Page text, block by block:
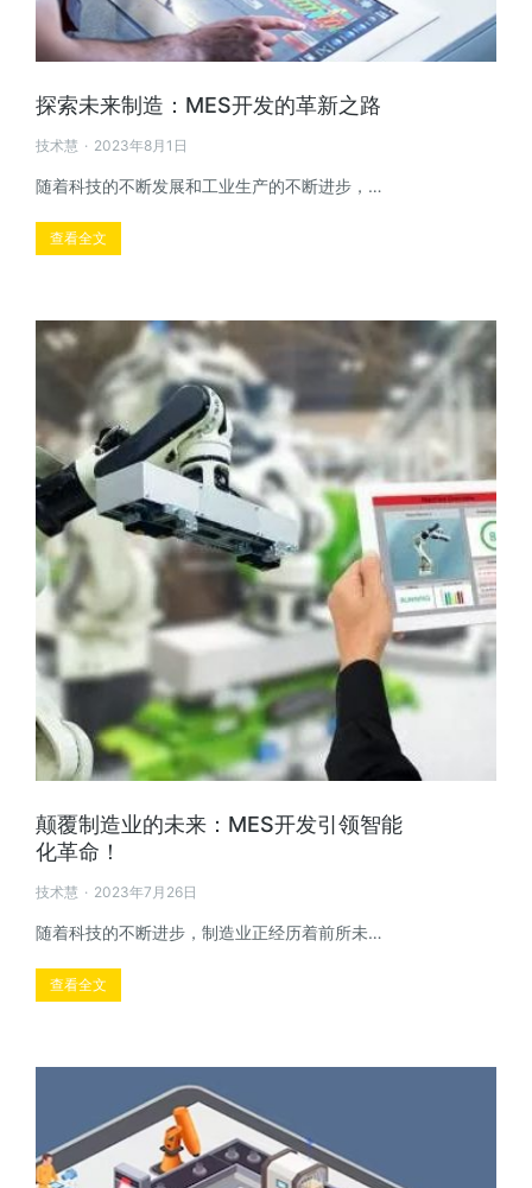
探索未来制造：MES开发的革新之路
技术慧 2023年8月1日
随着科技的不断发展和工业生产的不断进步，…
查看全文
颠覆制造业的未来：MES开发引领智能
化革命！
技术慧 2023年7月26日
随着科技的不断进步，制造业正经历着前所未…
查看全文